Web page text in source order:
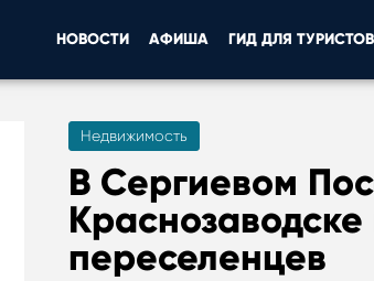
НОВОСТИ АФИША ГИД ДЛЯ ТУРИСТОВ
Недвижимость
В Сергиевом
переселенцев